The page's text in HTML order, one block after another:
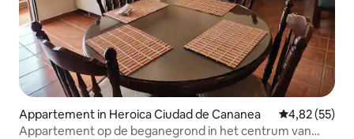
Appartement in Heroica Ciudad de Cananea Gemiddelde
4,82 (55)
Appartement op de beganegrond in het centrum van